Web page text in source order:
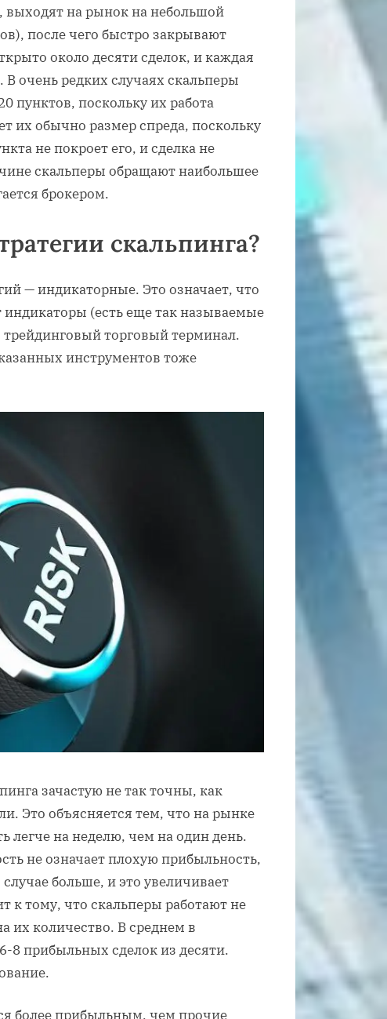
на рынок на небольшой
после чего быстро закрывают
около десяти сделок, и каждая
очень редких случаях скальперы
пунктов, поскольку их работа
их обычно размер спреда, поскольку
не покроет его, и сделка не
скальперы обращают наибольшее
брокером.
скальпинга?
— индикаторные. Это означает, что
(есть еще так называемые
торговый терминал.
инструментов тоже
зачастую не так точны, как
Это объясняется тем, что на рынке
легче на неделю, чем на один день.
не означает плохую прибыльность,
больше, и это увеличивает
к тому, что скальперы работают не
их количество. В среднем в
8 прибыльных сделок из десяти.
более прибыльным, чем прочие